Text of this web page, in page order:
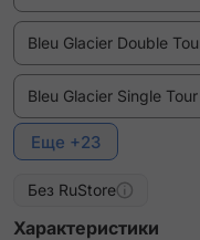
Bleu Glacier Double
Bleu Glacier Single
Bleu Lin Double Tour
Bleu Lin Single Tour
Еще +23
Без RuStore
Характеристики